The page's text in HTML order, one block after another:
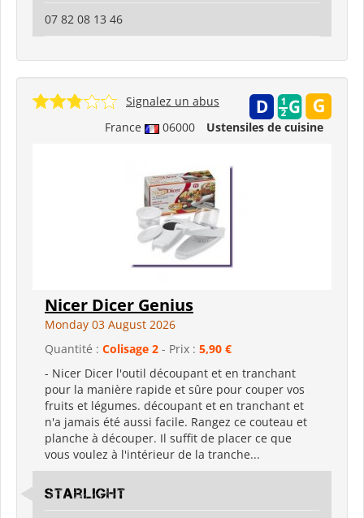
07 82 08 13 46
France 06000 Ustensiles de cuisine
Signalez un abus
Nicer Dicer Genius
Monday 03 August 2026
Quantité : Colisage 2 - Prix : 5,90 €
- Nicer Dicer l'outil découpant et en tranchant
pour la manière rapide et sûre pour couper vos
fruits et légumes. découpant et en tranchant et
n'a jamais été aussi facile. Rangez ce couteau et
planche à découper. Il suffit de placer ce que
vous voulez à l'intérieur de la tranche...
starlight